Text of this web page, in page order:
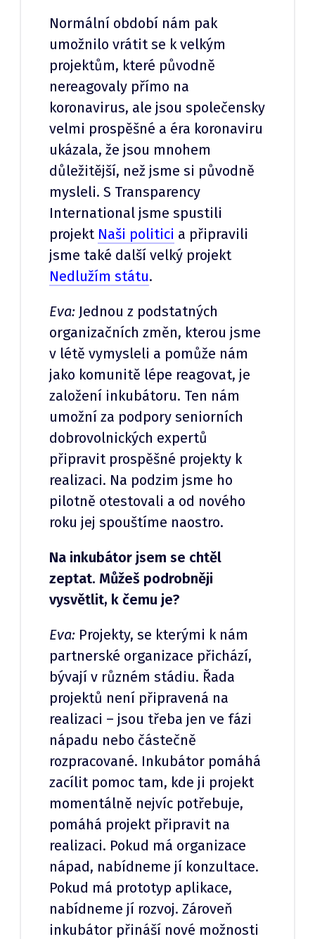
Normální období nám pak
umožnilo vrátit se k velkým
projektům, které původně
nereagovaly přímo na
koronavirus, ale jsou společensky
velmi prospěšné a éra koronaviru
ukázala, že jsou mnohem
důležitější, než jsme si původně
mysleli. S Transparency
International jsme spustili
projekt Naši politici a připravili
jsme také další velký projekt
Nedlužím státu.
Eva: Jednou z podstatných
organizačních změn, kterou jsme
v létě vymysleli a pomůže nám
jako komunitě lépe reagovat, je
založení inkubátoru. Ten nám
umožní za podpory seniorních
dobrovolnických expertů
připravit prospěšné projekty k
realizaci. Na podzim jsme ho
pilotně otestovali a od nového
roku jej spouštíme naostro.
Na inkubátor jsem se chtěl
zeptat. Můžeš podrobněji
vysvětlit, k čemu je?
Eva: Projekty, se kterými k nám
partnerské organizace přichází,
bývají v různém stádiu. Řada
projektů není připravená na
realizaci – jsou třeba jen ve fázi
nápadu nebo částečně
rozpracované. Inkubátor pomáhá
zacílit pomoc tam, kde ji projekt
momentálně nejvíc potřebuje,
pomáhá projekt připravit na
realizaci. Pokud má organizace
nápad, nabídneme jí konzultace.
Pokud má prototyp aplikace,
nabídneme jí rozvoj. Zároveň
inkubátor přináší nové možnosti